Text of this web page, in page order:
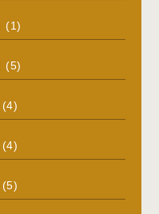
(1)
(5)
(4)
(4)
(5)